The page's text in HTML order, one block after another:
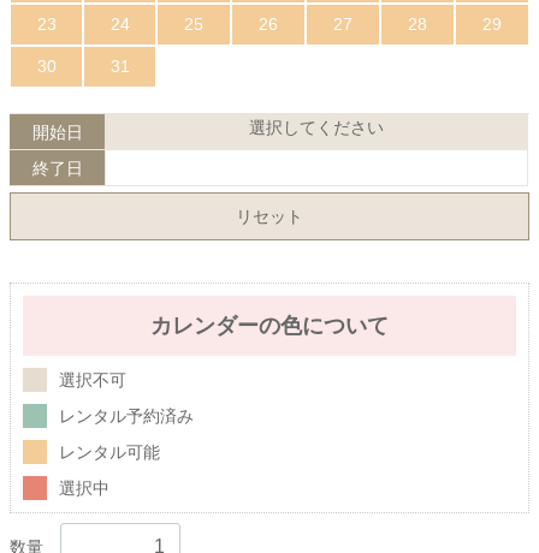
23 24 25 26 27 28 29
30 31
開始日 選択してください
終了日
リセット
カレンダーの色について
選択不可
レンタル予約済み
レンタル可能
選択中
数量